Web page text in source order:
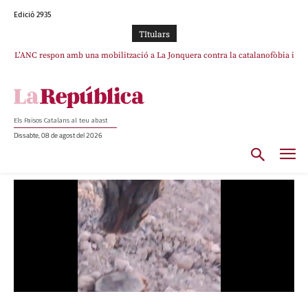
Edició 2935
TItulars
L’ANC respon amb una mobilització a La Jonquera contra la catalanofòbia i
Els Països Catalans al teu abast
Dissabte, 08 de agost del 2026